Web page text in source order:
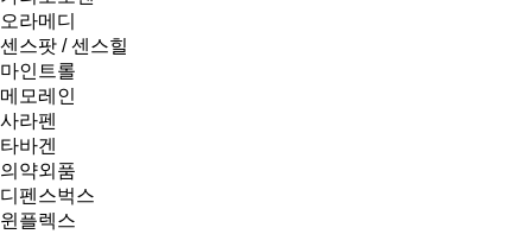
오라메디
센스팟 / 센스힐
마인트롤
메모레인
사라펜
타바겐
의약외품
디펜스벅스
윈플렉스